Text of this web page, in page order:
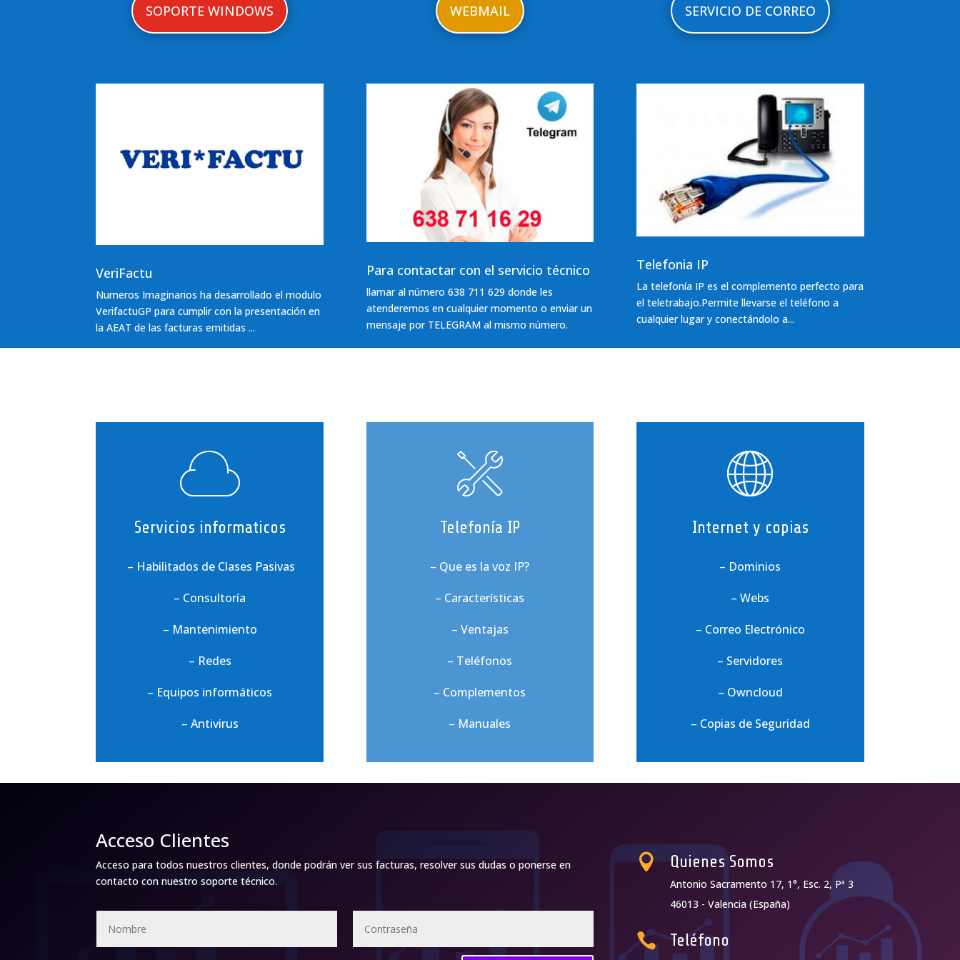
SOPORTE WINDOWS WEBMAIL SERVICIO DE CORREO
VeriFactu
Numeros Imaginarios ha desarrollado el modulo
VerifactuGP para cumplir con la presentación en
la AEAT de las facturas emitidas ...
Para contactar con el servicio técnico
llamar al número 638 711 629 donde les
atenderemos en cualquier momento o enviar un
mensaje por TELEGRAM al mismo número.
Telefonia IP
La telefoní­a IP es el complemento perfecto para
el teletrabajo.Permite llevarse el teléfono a
cualquier lugar y conectándolo a...
Servicios informaticos
– Habilitados de Clases Pasivas
– Consultoría
– Mantenimiento
– Redes
– Equipos informáticos
– Antivirus
Telefonía IP
– Que es la voz IP?
– Características
– Ventajas
– Teléfonos
– Complementos
– Manuales
Internet y copias
– Dominios
– Webs
– Correo Electrónico
– Servidores
– Owncloud
– Copias de Seguridad
Acceso Clientes
Acceso para todos nuestros clientes, donde podrán ver sus facturas, resolver sus dudas o ponerse en
contacto con nuestro soporte técnico.
 Quienes Somos
Antonio Sacramento 17, 1°, Esc. 2, Pª 3
46013 - Valencia (España)
 Teléfono